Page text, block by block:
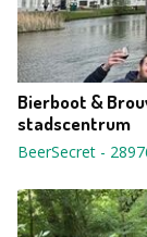
Bierboot &
stadscentrum
BeerSecret -